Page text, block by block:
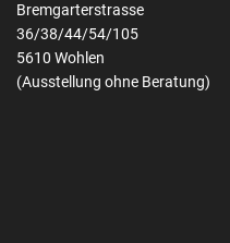
Bremgarterstrasse
36/38/44/54/105
5610 Wohlen
(Ausstellung ohne Beratung)